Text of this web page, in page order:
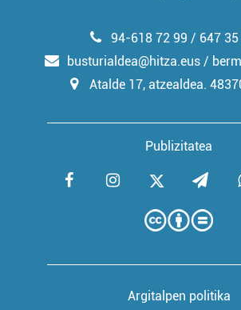
Publizitatea
94-618 72 99 / 647 35
busturialdea@hitza.eus /
Atalde 17, atzealdea.
Argitalpen politika